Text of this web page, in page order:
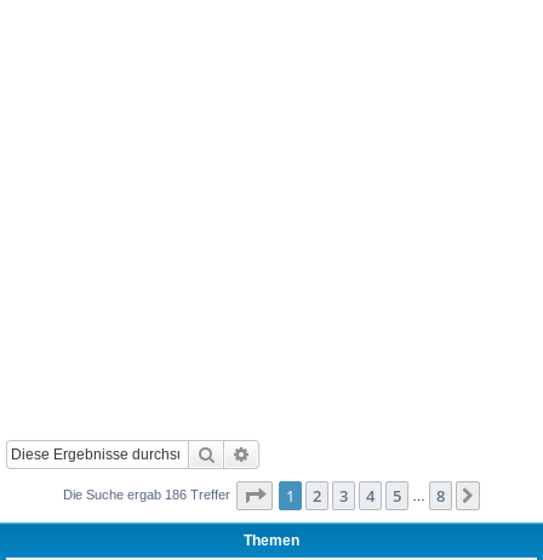
Suche
Die Suche ergab 186 Treffer Seite 1von
1 2 3 4 5 8
Themen